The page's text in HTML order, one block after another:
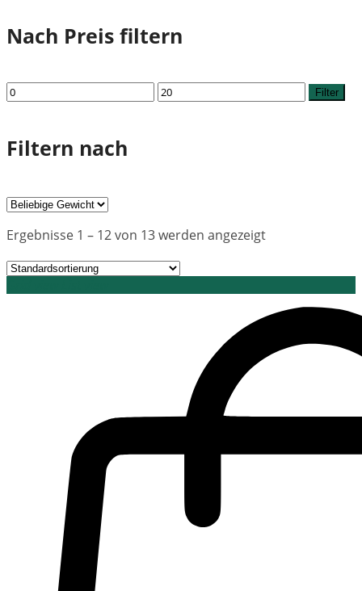
Nach Preis filtern
Min.
Preis
Max.
Preis
Filter
Filtern nach
Ergebnisse 1 – 12 von 13 werden angezeigt